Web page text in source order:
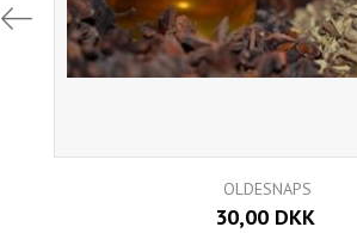
OLDESNAPS
30,00 DKK